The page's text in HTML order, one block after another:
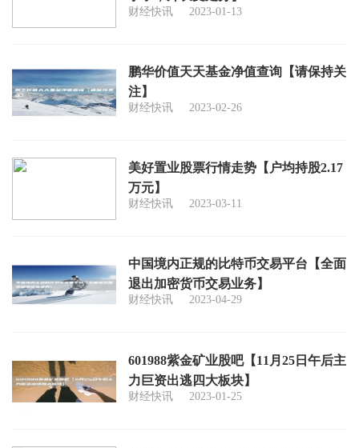
财经快讯 2023-01-13
鹏华价值天天基金净值查询【请保持关
注】
财经快讯 2023-02-26
美好置业股票行情走势【户均持股2.17
万元】
财经快讯 2023-03-11
中国境内正规的比特币交易平台【全面
退出加密货币交易业务】
财经快讯 2023-04-29
601988紫金矿业股吧【11月25日午后主
力巨资出逃四大板块】
财经快讯 2023-01-25